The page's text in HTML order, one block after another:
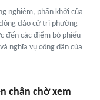
nghiêm, phấn khởi của
đảo cử tri phường
đến các điểm bỏ phiếu
nghĩa vụ công dân của
chân chờ xem